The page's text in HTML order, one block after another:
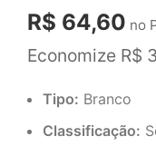
R$ 64,60 no
Economize R$
Tipo: Branco
Classificação: